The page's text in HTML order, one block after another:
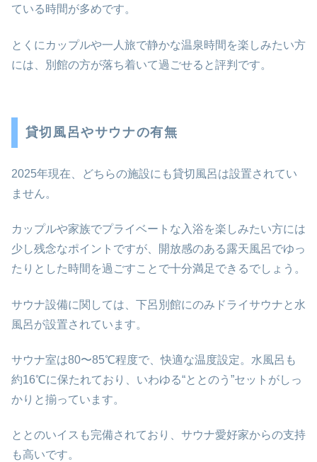
ている時間が多めです。
とくにカップルや一人旅で静かな温泉時間を楽しみたい方
には、別館の方が落ち着いて過ごせると評判です。
貸切風呂やサウナの有無
2025年現在、どちらの施設にも貸切風呂は設置されてい
ません。
カップルや家族でプライベートな入浴を楽しみたい方には
少し残念なポイントですが、開放感のある露天風呂でゆっ
たりとした時間を過ごすことで十分満足できるでしょう。
サウナ設備に関しては、下呂別館にのみドライサウナと水
風呂が設置されています。
サウナ室は80〜85℃程度で、快適な温度設定。水風呂も
約16℃に保たれており、いわゆる“ととのう”セットがしっ
かりと揃っています。
ととのいイスも完備されており、サウナ愛好家からの支持
も高いです。